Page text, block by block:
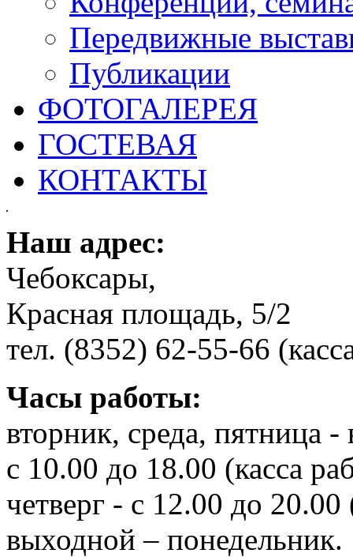
Передвижные
Публикации
ФОТОГАЛЕРЕЯ
ГОСТЕВАЯ
КОНТАКТЫ
Наш адрес:
Чебоксары,
Красная площадь, 5/2
тел. (8352) 62-55-66
Часы работы:
вторник, среда, пятница -
с 10.00 до 18.00 (касса
четверг - с 12.00 до
выходной – понедельник.